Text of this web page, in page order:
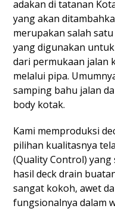
adakan di tatanan
yang akan
merupakan salah
yang digunakan
dari permukaan jalan
melalui pipa.
samping bahu jalan
body kotak.
Kami memproduksi
pilihan kualitasnya
(Quality Control)
hasil deck drain
sangat kokoh, awet
fungsionalnya dalam